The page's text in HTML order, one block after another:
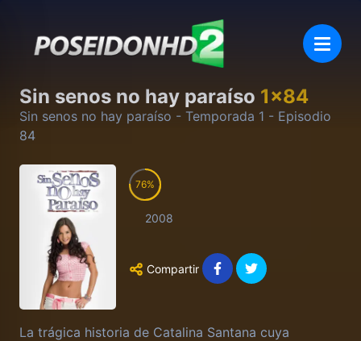
Sin senos no hay paraíso 1x84
Sin senos no hay paraíso - Temporada 1 - Episodio
84
76
2008
Compartir
La trágica historia de Catalina Santana cuya